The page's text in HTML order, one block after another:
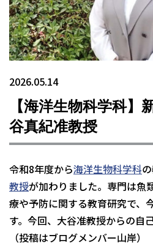
2026.05.14
【海洋生物科学科】
谷真紀准教授
令和8年度から海洋生物科学科
教授が加わりました。専門は魚
療や予防に関する教育研究で、
す。今回、大谷准教授からの自
（投稿はブログメンバー山岸）